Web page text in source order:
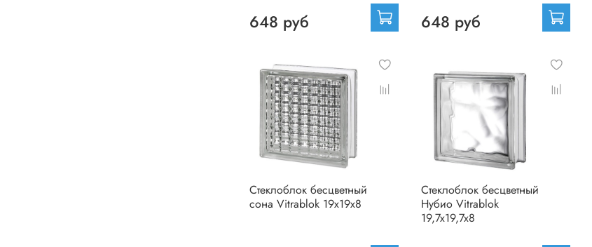
648 руб 648 руб
Стеклоблок бесцветный
сона Vitrablok 19х19х8
Стеклоблок бесцветный
Нубио Vitrablok
19,7x19,7x8